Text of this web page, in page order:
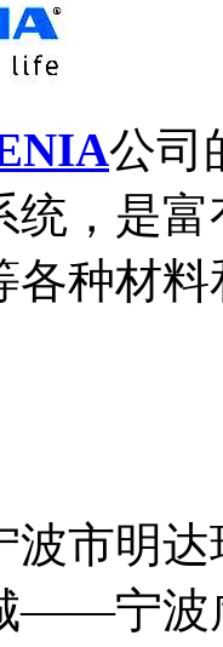
公司
统，是
各种材
波市明
——宁波